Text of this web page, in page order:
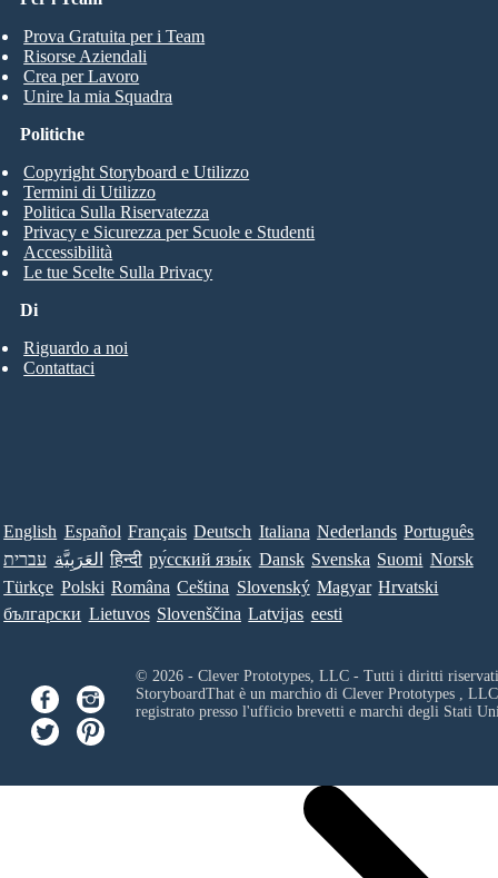
Prova Gratuita per i Team
Risorse Aziendali
Crea per Lavoro
Unire la mia Squadra
Di
Riguardo a noi
Contattaci
Politiche
Copyright Storyboard e Utilizzo
Termini di Utilizzo
Politica Sulla Riservatezza
Privacy e Sicurezza per Scuole e Studenti
Accessibilità
Le tue Scelte Sulla Privacy
English Español Français Deutsch Italiana Nederlands Português
עברית العَرَبِيَّة हिन्दी ру́сский язы́к Dansk Svenska Suomi Norsk
Türkçe Polski Româna Ceština Slovenský Magyar Hrvatski
български Lietuvos Slovenščina Latvijas eesti
© 2026 - Clever Prototypes, LLC - Tutti i diritti
StoryboardThat è un marchio di Clever Prototypes , LLC
registrato presso l'ufficio brevetti e marchi degli Stati